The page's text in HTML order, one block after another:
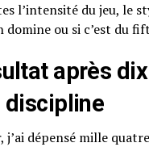
l’intensité du jeu, le
domine ou si c’est du
après
discipline
j’ai dépensé mille